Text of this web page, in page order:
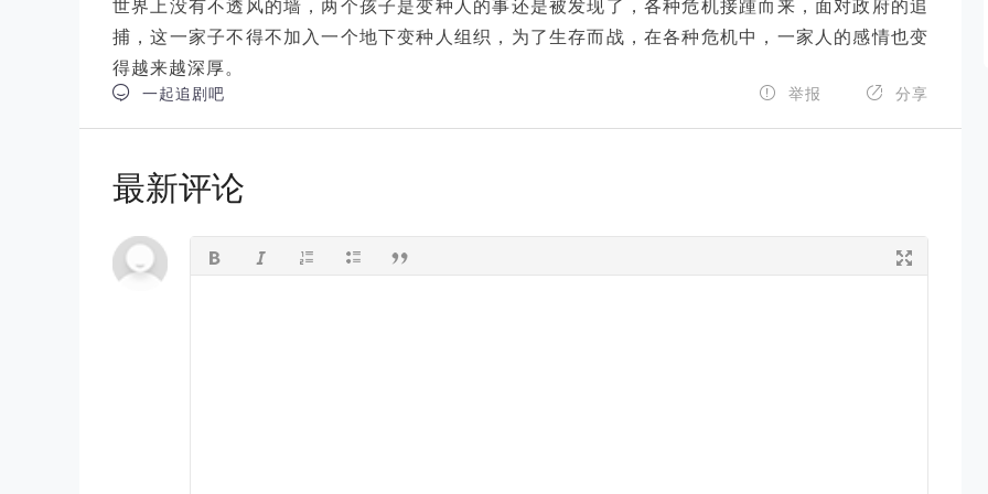
世界上没有不透风的墙，两个孩子是变种人的事还是被发现了，各种危机接踵而来，面对政府的追
捕，这一家子不得不加入一个地下变种人组织，为了生存而战，在各种危机中，一家人的感情也变
得越来越深厚。
 一起追剧吧  分享
 举报
最新评论